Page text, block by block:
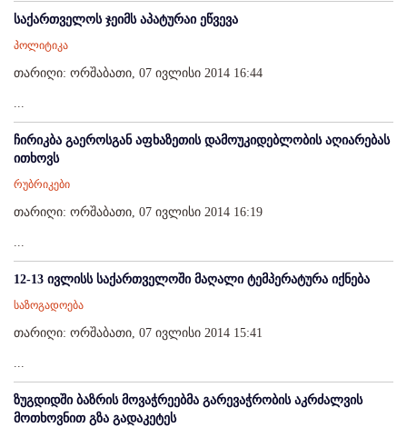
საქართველოს ჯეიმს აპატურაი ეწვევა
პოლიტიკა
თარიღი: ორშაბათი, 07 ივლისი 2014 16:44
...
ჩირიკბა გაეროსგან აფხაზეთის დამოუკიდებლობის აღიარებას
ითხოვს
რუბრიკები
თარიღი: ორშაბათი, 07 ივლისი 2014 16:19
...
12-13 ივლისს საქართველოში მაღალი ტემპერატურა იქნება
საზოგადოება
თარიღი: ორშაბათი, 07 ივლისი 2014 15:41
...
ზუგდიდში ბაზრის მოვაჭრეებმა გარევაჭრობის აკრძალვის
მოთხოვნით გზა გადაკეტეს